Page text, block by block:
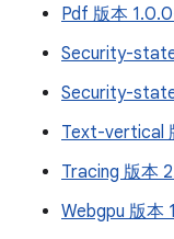
Pdf 版本
Security-
Security-
Text-vertical
Tracing 版本
Webgpu 版本